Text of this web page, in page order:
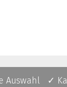
Auswahl ✓